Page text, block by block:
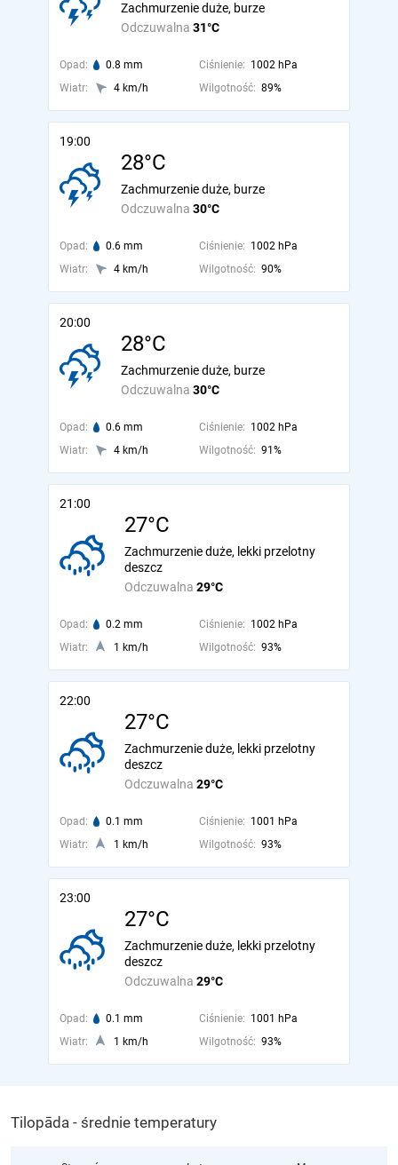
Odczuwalna 31°C
Zachmurzenie duże, burze
Opad: 0.8 mm Ciśnienie: 1002 hPa
Wiatr:
4 km/h Wilgotność: 89%
19:00
28°C
Odczuwalna 30°C
Zachmurzenie duże, burze
Opad: 0.6 mm Ciśnienie: 1002 hPa
Wiatr:
4 km/h Wilgotność: 90%
20:00
28°C
Odczuwalna 30°C
Zachmurzenie duże, burze
Opad: 0.6 mm Ciśnienie: 1002 hPa
Wiatr:
4 km/h Wilgotność: 91%
21:00
27°C
Odczuwalna 29°C
Zachmurzenie duże, lekki przelotny
deszcz
Opad: 0.2 mm Ciśnienie: 1002 hPa
Wiatr:
1 km/h Wilgotność: 93%
22:00
27°C
Odczuwalna 29°C
Zachmurzenie duże, lekki przelotny
deszcz
Opad: 0.1 mm Ciśnienie: 1001 hPa
Wiatr:
1 km/h Wilgotność: 93%
23:00
27°C
Odczuwalna 29°C
Zachmurzenie duże, lekki przelotny
deszcz
Opad: 0.1 mm Ciśnienie: 1001 hPa
Wiatr:
1 km/h Wilgotność: 93%
Tilopāda - średnie temperatury